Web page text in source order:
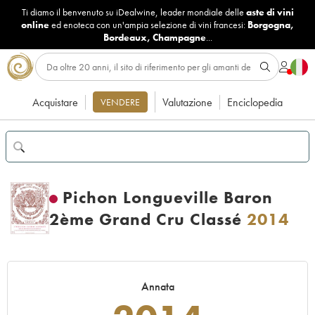
Ti diamo il benvenuto su iDealwine, leader mondiale delle aste di vini
onlineed enoteca con un'ampia selezione di vini francesi: Borgogna,
Bordeaux, Champagne...
Acquistare VENDERE Valutazione Enciclopedia
Pichon Longueville Baron
2ème Grand Cru Classé 2014
Annata